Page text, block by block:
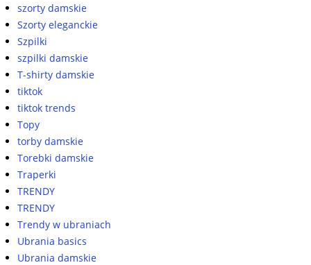
szorty damskie
Szorty eleganckie
Szpilki
szpilki damskie
T-shirty damskie
tiktok
tiktok trends
Topy
torby damskie
Torebki damskie
Traperki
TRENDY
TRENDY
Trendy w ubraniach
Ubrania basics
Ubrania damskie